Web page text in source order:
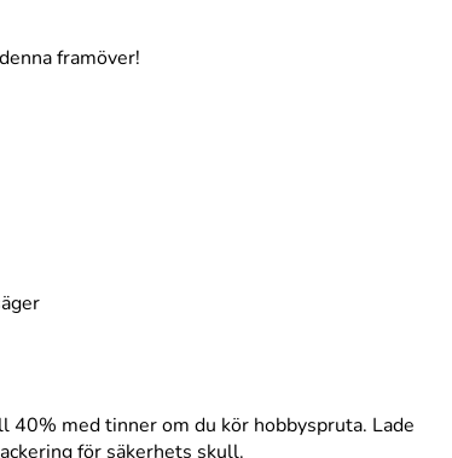
framöver!
med tinner om du kör hobbyspruta. Lade
för säkerhets skull.